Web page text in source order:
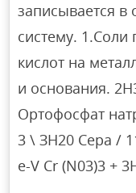
записывается в
систему. 1.Соли
кислот на
и основания.
Ортофосфат
3 \ ЗН20 Сера /
e-V Cr (N03)3 +